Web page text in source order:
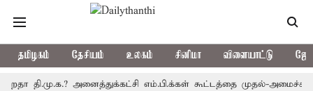
தமிழகம் தேசியம் உலகம் சினிமா விளையாட்டு
தி.மு.க.? அனைத்துக்கட்சி எம்.பி.க்கள் கூட்டத்தை முதல்-அமைச்சர்